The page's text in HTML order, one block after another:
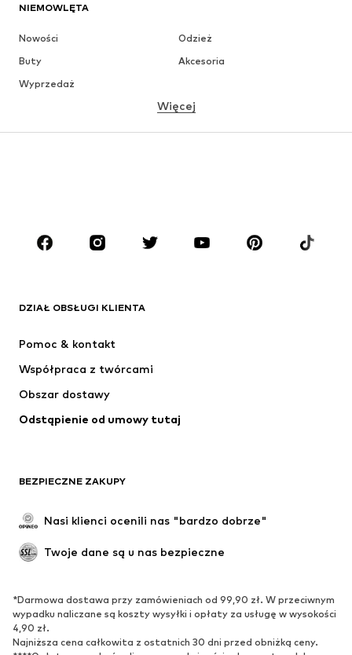
NIEMOWLĘTA
Nowości
Odzież
Buty
Akcesoria
Wyprzedaż
MARKI
Next
ADIDAS PERFORMANCE
Więcej
DZIAŁ OBSŁUGI KLIENTA
Pomoc & kontakt
Współpraca z twórcami
Obszar dostawy
Odstąpienie od umowy tutaj
BEZPIECZNE ZAKUPY
Nasi klienci ocenili nas "bardzo dobrze"
Twoje dane są u nas bezpieczne
*Darmowa dostawa przy zamówieniach od 99,90 zł. W przeciwnym
wypadku naliczane są koszty wysyłki i opłaty za usługę w wysokości
4,90 zł.
Najniższa cena całkowita z ostatnich 30 dni przed obniżką ceny.